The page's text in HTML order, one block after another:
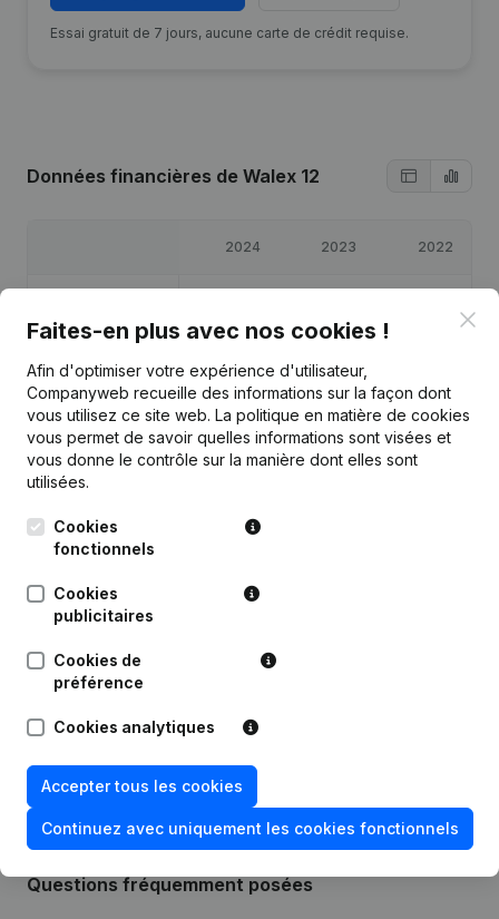
Essai gratuit de 7 jours, aucune carte de crédit requise.
Données financières de Walex 12
2024 2023 2022
Marge brute € 237 259 € 209 710 €289 894
Personnel 1,4 0,8
Publications
Date Publication
06-07-2021
Rubrique Constitution (Nouvelle
Personne Morale, Ouverture
Questions fréquemment posées
Faites-en plus avec nos cookies !
Afin d'optimiser votre expérience d'utilisateur,
Companyweb recueille des informations sur la façon dont
vous utilisez ce site web. La politique en matière de cookies
vous permet de savoir quelles informations sont visées et
vous donne le contrôle sur la manière dont elles sont
utilisées.
Cookies
fonctionnels
Cookies
publicitaires
Cookies de
préférence
Cookies analytiques
Accepter tous les cookies
Continuez avec uniquement les cookies fonctionnels